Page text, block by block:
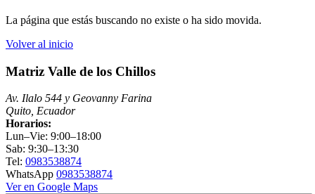
La página que estás buscando no existe o ha sido movida.
Volver al inicio
Matriz Valle de los Chillos
Av. Ilalo 544 y Geovanny Farina
Quito, Ecuador
Horarios:
Lun–Vie: 9:00–18:00
Sab: 9:30–13:30
Tel: 0983538874
WhatsApp 0983538874
Ver en Google Maps